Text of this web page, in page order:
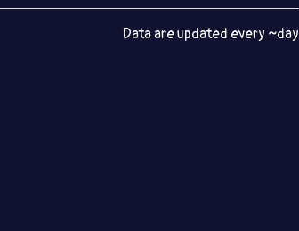
Data are updated every ~day